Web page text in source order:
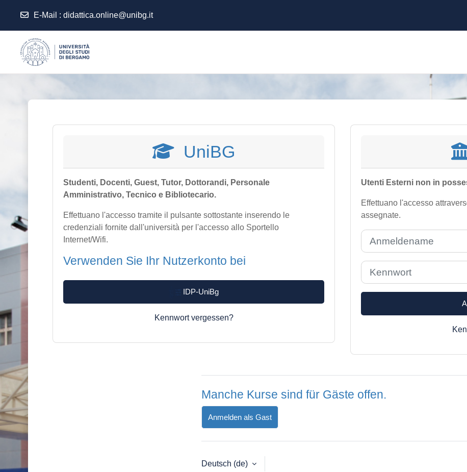
E-Mail : didattica.online@unibg.it
UniBG
Studenti, Docenti, Guest, Tutor, Dottorandi, Personale
Amministrativo, Tecnico e Bibliotecario.
Effettuano l'accesso tramite il pulsante sottostante inserendo le
credenziali fornite dall'università per l'accesso allo Sportello
Internet/Wifi.
Verwenden Sie Ihr Nutzerkonto bei
IDP-UniBg
Kennwort vergessen?
Utenti Esterni non in
Effettuano l'accesso
assegnate.
Anmeldename
Kennwort
Manche Kurse sind für Gäste offen.
Anmelden als Gast
Deutsch ‎(de)‎